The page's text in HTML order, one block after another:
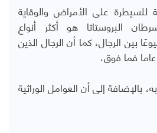
للسيطرة على الأمراض والوقاية
البروستاتا هو أكثر أنواع
بين الرجال، كما أن الرجال الذين
بالإضافة إلى أن العوامل الوراثية